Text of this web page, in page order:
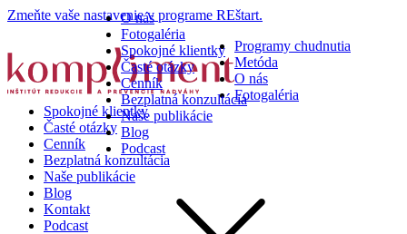
Zmeňte vaše nastavenie v programe REštart.
Programy chudnutia
Metóda
O nás
Fotogaléria
Spokojné klientky
Časté otázky
Cenník
Bezplatná konzultácia
Naše publikácie
Blog
Kontakt
Podcast
O nás
Fotogaléria
Spokojné klientky
Časté otázky
Cenník
Bezplatná konzultácia
Naše publikácie
Blog
Podcast